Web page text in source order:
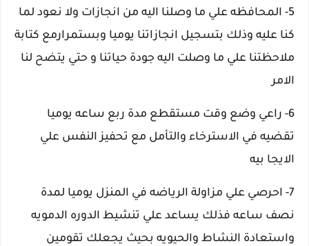
5- المحافظه علي ما وصلنا اليه من انجازات ولا نعود لما
كنا عليه وذلك بتسجيل انجازاتنا يوميا وبستمرارمع كتابة
ملاحظتنا علي ما وصلت اليه جودة حياتنا و حتي يتضح لنا
الامر
6- راعي وضع وقت مستقطع مدة ربع ساعه يوميا
تقضيه في الاسترخاء والتأمل مع تحفيز النفس علي
الايجا بيه
7- احرصي علي مزاولة الرياضه في المنزل يوميا لمدة
نصف ساعه فذلك يساعد علي تنشيط الدوره الدمويه
واستعادة النشاط والحيويه بحيث يجعلك تقومين